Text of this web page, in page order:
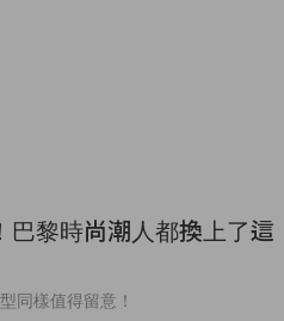
黎時尚潮人都換上了這
同樣值得留意！